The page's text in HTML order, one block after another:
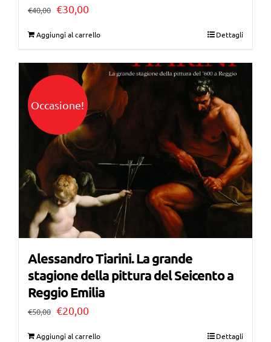
€40,00 Il
era:
€40,00.
€30,00Il
è:
€30,00.
Aggiungi al carrello Dettagli
Occasione!
Alessandro Tiarini. La grande
stagione della pittura del Seicento a
Reggio Emilia
€50,00 Il
€20,00Il
Aggiungi al carrello Dettagli